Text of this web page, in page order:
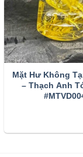
mắn, thành
cho con giáp
hướng tới vị
Tạng Bồ Tát
Những người
nhận được sự
giảm nhẹ tai
Mặt Hư Không
– Thạch Anh